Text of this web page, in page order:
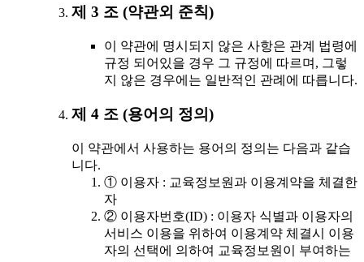
제 3 조 (약관외 준칙)
이 약관에 명시되지 않은 사항은 관계 법령에
규정 되어있을 경우 그 규정에 따르며, 그렇
지 않은 경우에는 일반적인 관례에 따릅니다.
제 4 조 (용어의 정의)
이 약관에서 사용하는 용어의 정의는 다음과 같습
니다.
① 이용자 : 교육정보원과 이용계약을 체결한
자
② 이용자번호(ID) : 이용자 식별과 이용자의
서비스 이용을 위하여 이용계약 체결시 이용
자의 선택에 의하여 교육정보원이 부여하는